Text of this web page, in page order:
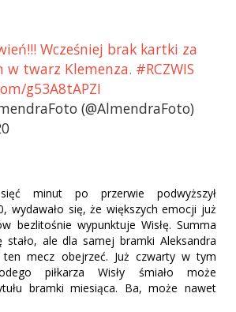
Wcześniej brak kartki za
w twarz Klemenza. #RCZWIS
g53A8tAPZI
(@AlmendraFoto)
minut po przerwie podwyższył
wydawało się, że większych emocji już
bezlitośnie wypunktuje Wisłę. Summa
ale dla samej bramki Aleksandra
ten mecz obejrzeć. Już czwarty w tym
piłkarza Wisły śmiało może
bramki miesiąca. Ba, może nawet